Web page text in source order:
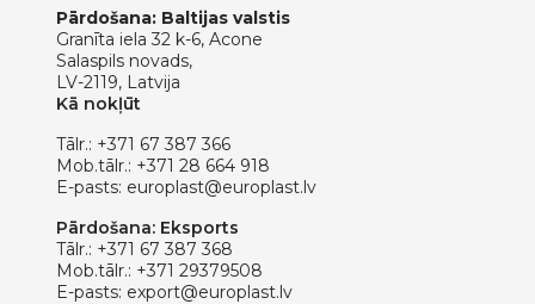
Pārdošana: Baltijas valstis
Granīta iela 32 k-6, Acone
Salaspils novads,
LV-2119, Latvija
Kā nokļūt
Tālr.: +371 67 387 366
Mob.tālr.: +371 28 664 918
E-pasts: europlast@europlast.lv
Pārdošana: Eksports
Tālr.: +371 67 387 368
Mob.tālr.: +371 29379508
E-pasts: export@europlast.lv